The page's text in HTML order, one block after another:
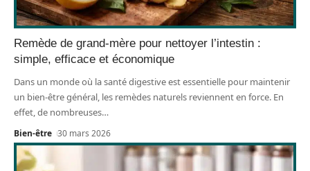
Remède de grand-mère pour nettoyer l’intestin :
simple, efficace et économique
Dans un monde où la santé digestive est essentielle pour maintenir
un bien-être général, les remèdes naturels reviennent en force. En
effet, de nombreuses…
Bien-être 30 mars 2026